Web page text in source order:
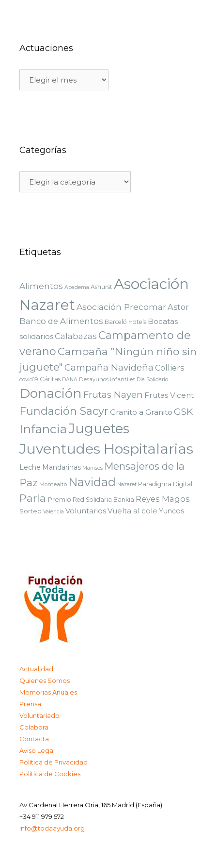
Actuaciones
Categorías
Etiquetas
Alimentos Apadema Ashurst Asociación
NazaretAsociación PrecomarAstor
Banco de Alimentos Barceló Hotels Bocatas
solidarios Calabazas Campamento de
verano Campaña "Ningún niño sin
juguete" Campaña Navideña Colliers
covid19 Cáritas DANA Desayunos infantiles Dia Solidario
Donación Frutas Nayen Frutas Vicent
Fundación Sacyr Granito a Granito GSK
InfanciaJuguetes
Juventudes Hospitalarias
Leche Mandarinas Manises Mensajeros de la
Paz Montealto Navidad Nazaret Paradigma Digital
Parla Premio Red Solidaria Bankia Reyes Magos
Sorteo Valencia VoluntariosVuelta al cole Yuncos
Actualidad
Quienes Somos
Memorias Anuales
Prensa
Voluntariado
Colabora
Contacta
Aviso Legal
Política de Privacidad
Política de Cookies
Av Cardenal Herrera Oria, 165 Madrid (España)
+34 911 979 572
info@todaayuda.org